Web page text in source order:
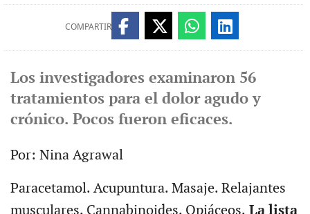
COMPARTIR
Los investigadores examinaron 56
tratamientos para el dolor agudo y
crónico. Pocos fueron eficaces.
Por: Nina Agrawal
Paracetamol. Acupuntura. Masaje. Relajantes
musculares. Cannabinoides. Opiáceos. La lista